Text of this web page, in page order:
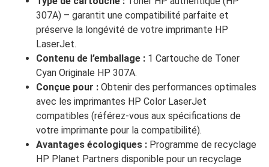
307A) – garantit une compatibilité parfaite et
préserve la longévité de votre imprimante HP
LaserJet.
Contenu de l’emballage : 1 Cartouche de Toner
Cyan Originale HP 307A.
Conçue pour : Obtenir des performances optimales
avec les imprimantes HP Color LaserJet
compatibles (référez-vous aux spécifications de
votre imprimante pour la compatibilité).
Avantages écologiques : Programme de recyclage
HP Planet Partners disponible pour un recyclage